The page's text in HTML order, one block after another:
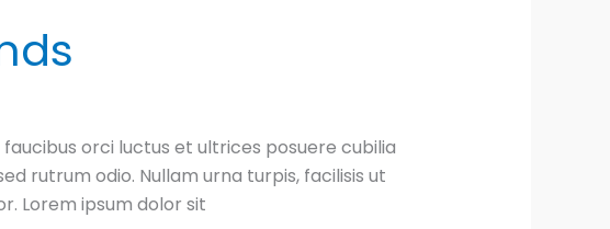
orci luctus et ultrices posuere cubilia
rutrum odio. Nullam urna turpis, facilisis ut
Lorem ipsum dolor sit